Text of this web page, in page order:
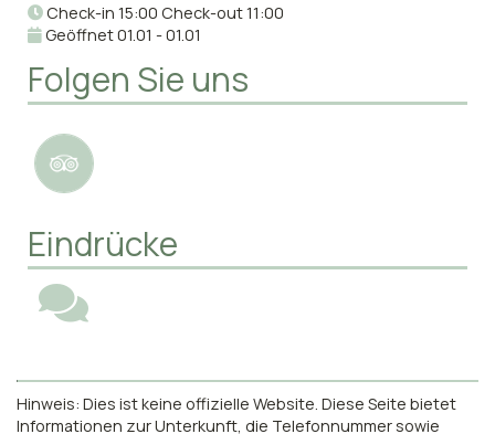
Check-in 15:00 Check-out 11:00
Geöffnet 01.01 - 01.01
Folgen Sie uns
Eindrücke
Hinweis: Dies ist keine offizielle Website. Diese Seite bietet
Informationen zur Unterkunft, die Telefonnummer sowie